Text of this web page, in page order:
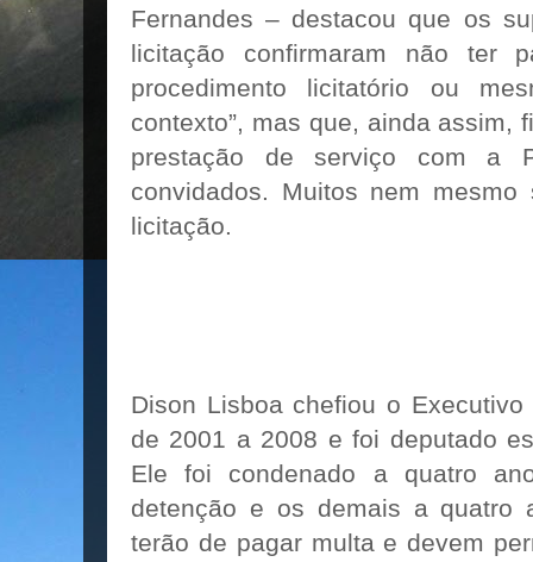
Fernandes – destacou que os
licitação confirmaram não ter
procedimento licitatório ou
contexto”, mas que, ainda assim,
prestação de serviço com a
convidados. Muitos nem
licitação.
Dison Lisboa chefiou o
de 2001 a 2008 e foi deputado
Ele foi condenado a quatro
detenção e os demais a quatro
terão de pagar multa e devem